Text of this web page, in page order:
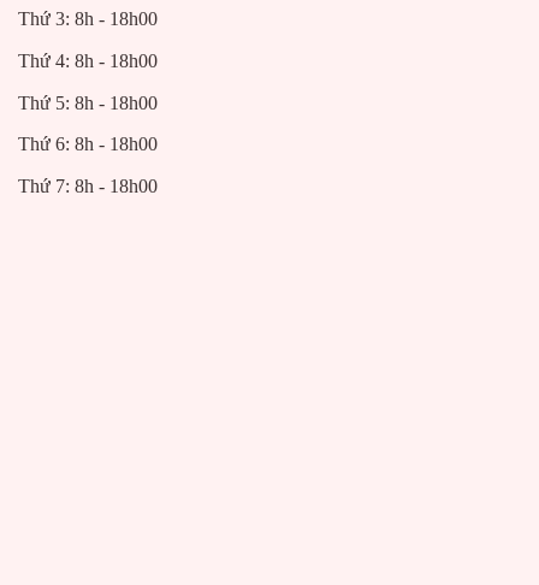
Thứ 3: 8h - 18h00
Thứ 4: 8h - 18h00
Thứ 5: 8h - 18h00
Thứ 6: 8h - 18h00
Thứ 7: 8h - 18h00